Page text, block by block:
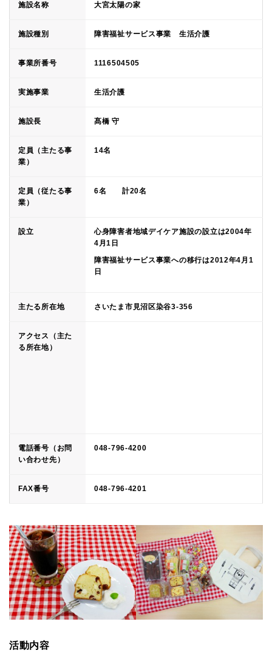
施設名称 大宮太陽の家
施設種別 障害福祉サービス事業 生活介護
事業所番号 1116504505
実施事業 生活介護
施設長 髙橋 守
定員（主たる事
業）
14名
定員（従たる事
業）
6名 計20名
設立
心身障害者地域デイケア施設の設立は2004年
4月1日
障害福祉サービス事業への移行は2012年4月1
日
主たる所在地 さいたま市見沼区染谷3-356
アクセス（主た
る所在地）
電話番号（お問
い合わせ先）
048-796-4200
FAX番号 048-796-4201
活動内容